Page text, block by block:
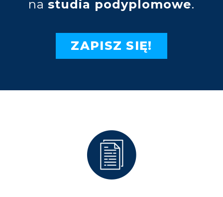
na studia podyplomowe.
ZAPISZ SIĘ!